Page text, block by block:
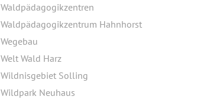
Waldpädagogikzentren
Waldpädagogikzentrum Hahnhorst
Wegebau
Welt Wald Harz
Wildnisgebiet Solling
Wildpark Neuhaus